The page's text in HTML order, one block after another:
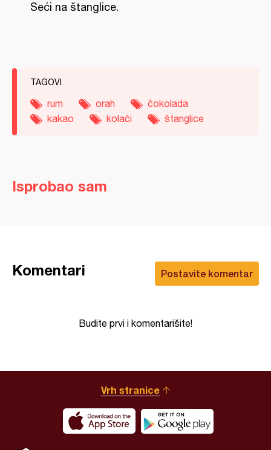
Seći na štanglice.
TAGOVI
rum orah
čokolada
kakao
kolači štanglice
Isprobao sam
Postavite komentar
Komentari
Budite prvi i komentarišite!
Vrh stranice